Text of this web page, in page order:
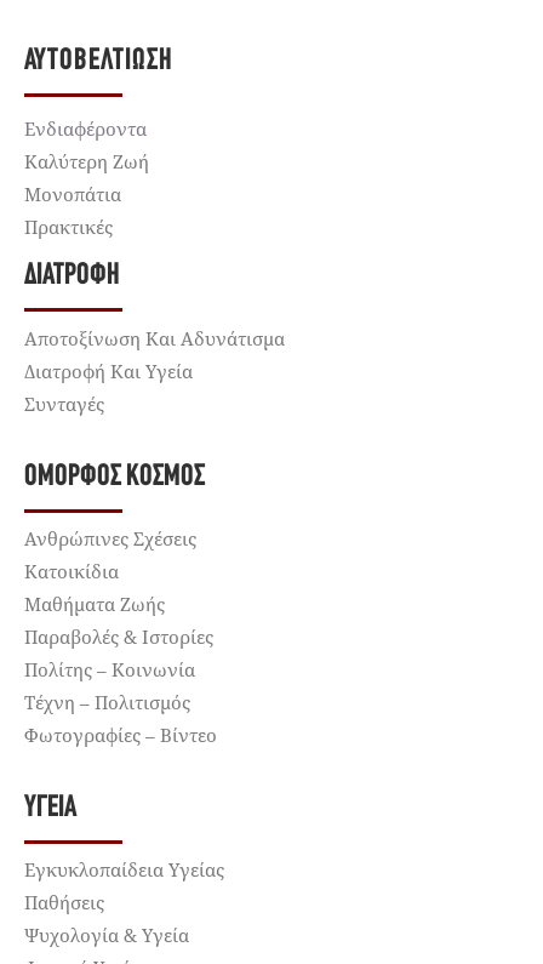
ΑΥΤΟΒΕΛΤΊΩΣΗ
Ενδιαφέροντα
Καλύτερη Ζωή
Μονοπάτια
Πρακτικές
ΔΙΑΤΡΟΦΉ
Αποτοξίνωση Και Αδυνάτισμα
Διατροφή Και Υγεία
Συνταγές
ΌΜΟΡΦΟΣ ΚΌΣΜΟΣ
Ανθρώπινες Σχέσεις
Κατοικίδια
Μαθήματα Ζωής
Παραβολές & Ιστορίες
Πολίτης – Κοινωνία
Τέχνη – Πολιτισμός
Φωτογραφίες – Βίντεο
ΥΓΕΊΑ
Εγκυκλοπαίδεια Υγείας
Παθήσεις
Ψυχολογία & Υγεία